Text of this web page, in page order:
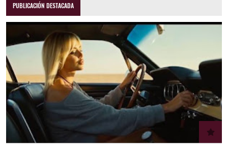
PUBLICACIÓN DESTACADA